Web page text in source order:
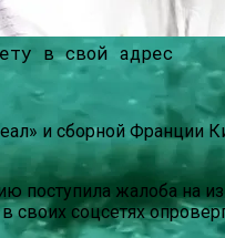
и сборной Франции
поступила жалоба на
своих соцсетях